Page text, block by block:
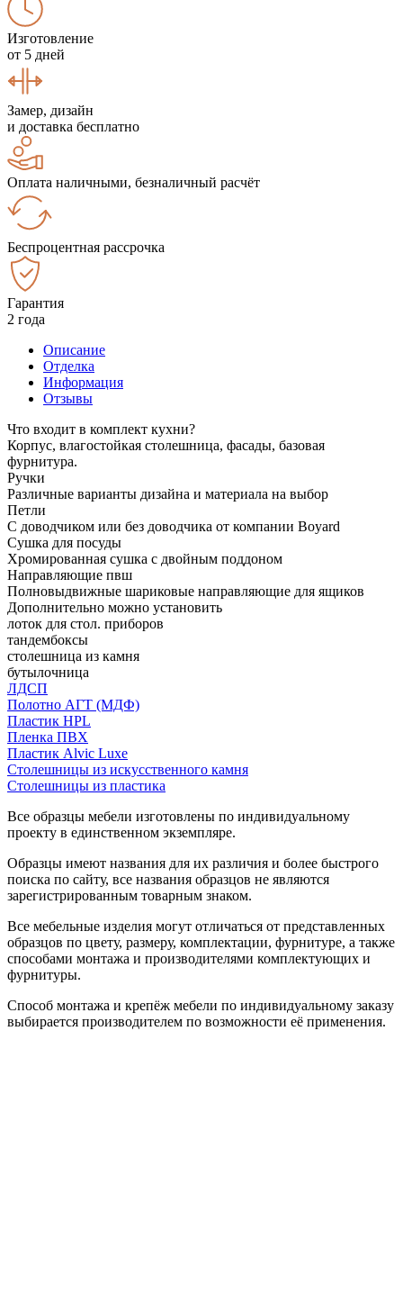
Изготовление
от 5 дней
Замер, дизайн
и доставка бесплатно
Оплата наличными, безналичный расчёт
Беспроцентная рассрочка
Гарантия
2 года
Описание
Отделка
Информация
Отзывы
Что входит в комплект кухни?
Корпус, влагостойкая столешница, фасады, базовая
фурнитура.
Ручки
Различные варианты дизайна и материала на выбор
Петли
С доводчиком или без доводчика от компании Boyard
Сушка для посуды
Хромированная сушка с двойным поддоном
Направляющие пвш
Полновыдвижные шариковые направляющие для ящиков
Дополнительно можно установить
лоток для стол. приборов
тандембоксы
столешница из камня
бутылочница
ЛДСП
Полотно АГТ (МДФ)
Пластик HPL
Пленка ПВХ
Пластик Alvic Luxe
Столешницы из искусственного камня
Столешницы из пластика
Все образцы мебели изготовлены по индивидуальному
проекту в единственном экземпляре.
Образцы имеют названия для их различия и более быстрого
поиска по сайту, все названия образцов не являются
зарегистрированным товарным знаком.
Все мебельные изделия могут отличаться от представленных
образцов по цвету, размеру, комплектации, фурнитуре, а также
способами монтажа и производителями комплектующих и
фурнитуры.
Способ монтажа и крепёж мебели по индивидуальному заказу
выбирается производителем по возможности её применения.